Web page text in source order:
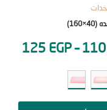
–
125EGP
EGP